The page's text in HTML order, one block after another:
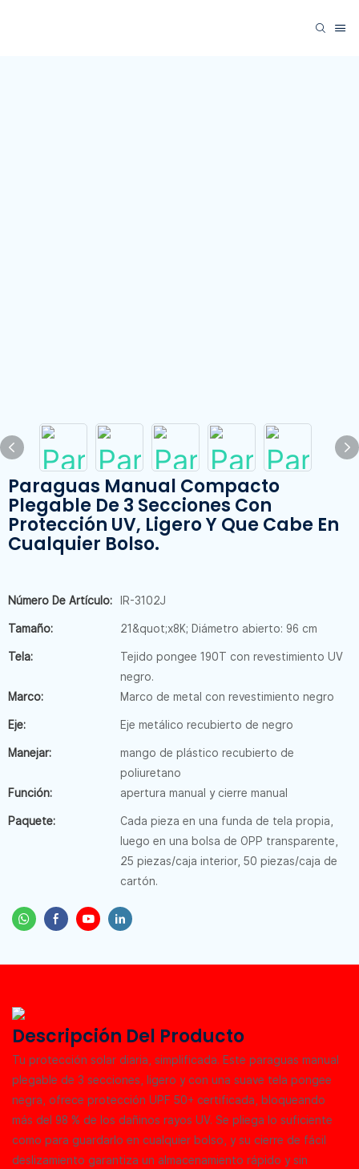
Paraguas Manual Compacto
Plegable De 3 Secciones Con
Protección UV, Ligero Y Que Cabe En
Cualquier Bolso.
Número De Artículo: IR-3102J
Tamaño: 21&quot;x8K; Diámetro abierto: 96 cm
Tela:
Tejido pongee 190T con revestimiento UV
negro.
Marco:
Marco de metal con revestimiento negro
Eje: Eje metálico recubierto de negro
Manejar:
mango de plástico recubierto de
poliuretano
Función:
apertura manual y cierre manual
Paquete:
Cada pieza en una funda de tela propia,
luego en una bolsa de OPP transparente,
25 piezas/caja interior, 50 piezas/caja de
cartón.
Descripción Del Producto
Tu protección solar diaria, simplificada. Este paraguas manual
plegable de 3 secciones, ligero y con una suave tela pongee
negra, ofrece protección UPF 50+ certificada, bloqueando
más del 98 % de los dañinos rayos UV. Se pliega lo suficiente
como para guardarlo en cualquier bolso, y su cierre de fácil
deslizamiento garantiza un almacenamiento rápido y sin